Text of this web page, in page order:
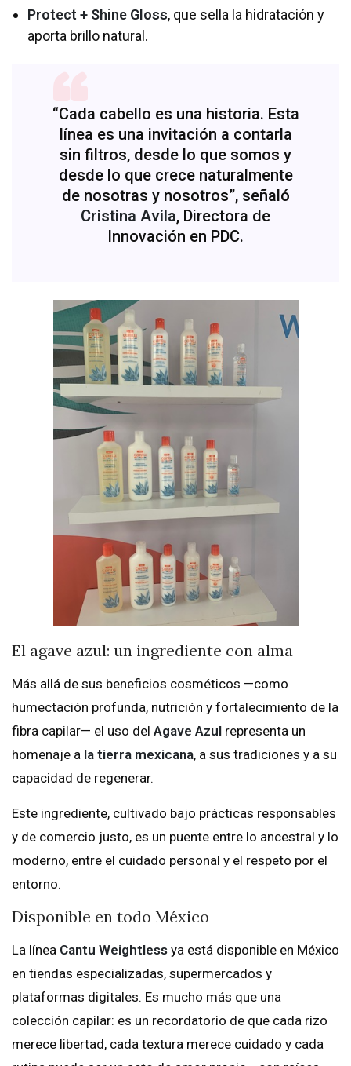
Protect + Shine Gloss, que sella la hidratación y
aporta brillo natural.
“Cada cabello es una historia. Esta
línea es una invitación a contarla
sin filtros, desde lo que somos y
desde lo que crece naturalmente
de nosotras y nosotros”, señaló
Cristina Avila, Directora de
Innovación en PDC.
El agave azul: un ingrediente con alma
Más allá de sus beneficios cosméticos —como
humectación profunda, nutrición y fortalecimiento de la
fibra capilar— el uso del Agave Azul representa un
homenaje a la tierra mexicana, a sus tradiciones y a su
capacidad de regenerar.
Este ingrediente, cultivado bajo prácticas responsables
y de comercio justo, es un puente entre lo ancestral y lo
moderno, entre el cuidado personal y el respeto por el
entorno.
Disponible en todo México
La línea Cantu Weightless ya está disponible en México
en tiendas especializadas, supermercados y
plataformas digitales. Es mucho más que una
colección capilar: es un recordatorio de que cada rizo
merece libertad, cada textura merece cuidado y cada